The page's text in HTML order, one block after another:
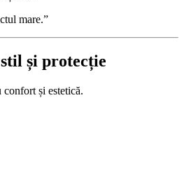
mare.”
și protecție
și estetică.